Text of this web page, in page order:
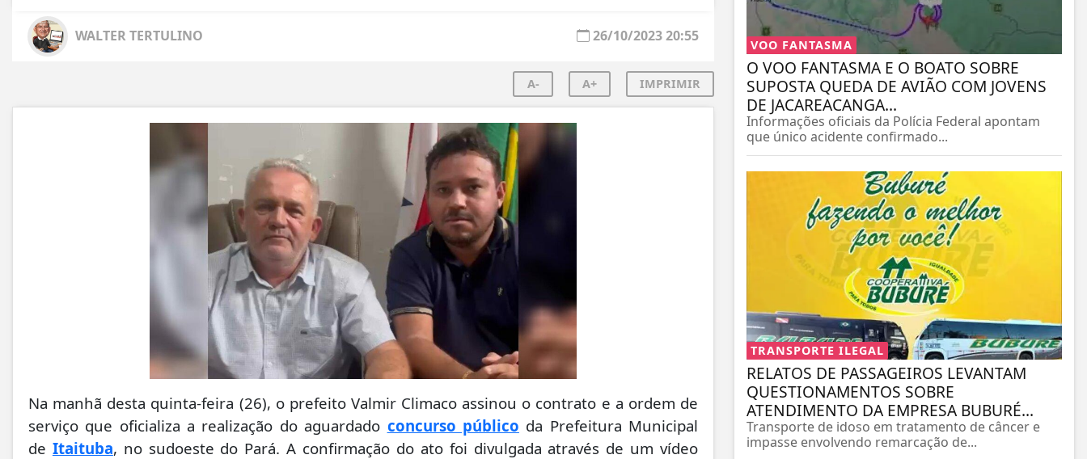
WALTER TERTULINO 26/10/2023 20:55
A- A+ IMPRIMIR
Na manhã desta quinta-feira (26), o prefeito Valmir Climaco assinou o contrato e a ordem de
serviço que oficializa a realização do aguardado concurso público da Prefeitura Municipal
de Itaituba, no sudoeste do Pará. A confirmação do ato foi divulgada através de um vídeo
VOO FANTASMA
O VOO FANTASMA E O BOATO SOBRE
SUPOSTA QUEDA DE AVIÃO COM JOVENS
DE JACAREACANGA...
Informações oficiais da Polícia Federal apontam
que único acidente confirmado...
TRANSPORTE ILEGAL
RELATOS DE PASSAGEIROS LEVANTAM
QUESTIONAMENTOS SOBRE
ATENDIMENTO DA EMPRESA BUBURÉ...
Transporte de idoso em tratamento de câncer e
impasse envolvendo remarcação de...